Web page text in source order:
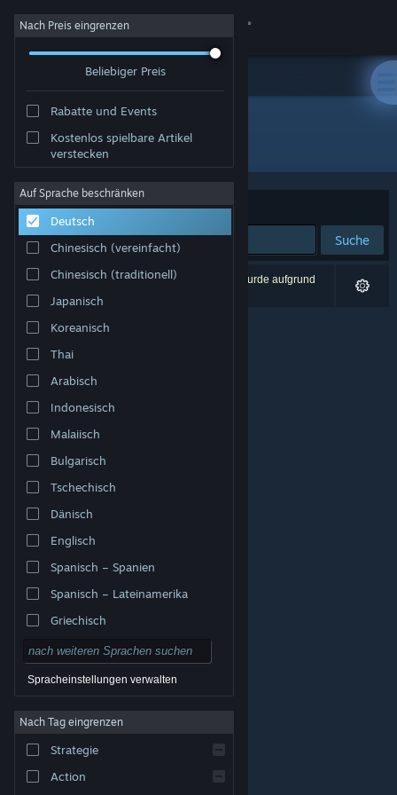
Anmelden
Info
Support
Sprache ändern
Steam-Mobile-App herunterladen
Desktopversion anzeigen
© Valve Corporation. Alle Rechte vorbehalten. Alle
USA und anderen Ländern.
Rechtliches
Barrierefreiheit
Nutzungsvertrag
Nach Preis eingrenzen
Beliebiger Preis
Rabatte und Events
Kostenlos spielbare Artikel
verstecken
Auf Sprache beschränken
Deutsch
Chinesisch (vereinfacht)
Chinesisch (traditionell)
Japanisch
Koreanisch
Thai
Arabisch
Indonesisch
Malaiisch
Bulgarisch
Tschechisch
Dänisch
Englisch
Spanisch – Spanien
Spanisch – Lateinamerika
Griechisch
Spracheinstellungen verwalten
Nach Tag eingrenzen
Strategie
Action
Entwickler: Atreyu Games Pty. Ltd.
Sortieren nach Relevanz
Suche
0 Ergebnisse entsprechen Ihrer Suche. 1 Titel wurde aufgrund
Ihrer Einstellungen ausgeschlossen.